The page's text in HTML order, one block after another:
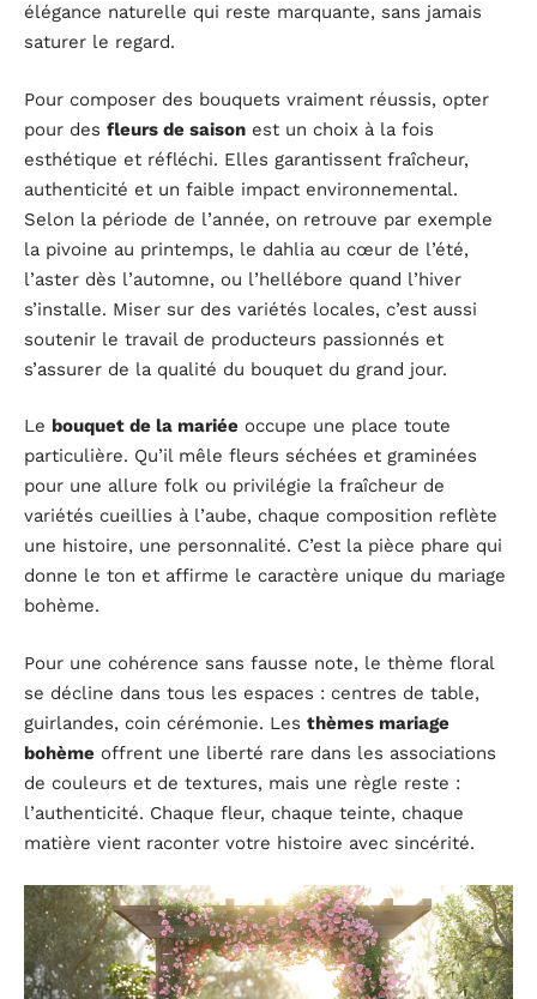
élégance naturelle qui reste marquante, sans jamais
saturer le regard.
Pour composer des bouquets vraiment réussis, opter
pour des fleurs de saison est un choix à la fois
esthétique et réfléchi. Elles garantissent fraîcheur,
authenticité et un faible impact environnemental.
Selon la période de l’année, on retrouve par exemple
la pivoine au printemps, le dahlia au cœur de l’été,
l’aster dès l’automne, ou l’hellébore quand l’hiver
s’installe. Miser sur des variétés locales, c’est aussi
soutenir le travail de producteurs passionnés et
s’assurer de la qualité du bouquet du grand jour.
Le bouquet de la mariée occupe une place toute
particulière. Qu’il mêle fleurs séchées et graminées
pour une allure folk ou privilégie la fraîcheur de
variétés cueillies à l’aube, chaque composition reflète
une histoire, une personnalité. C’est la pièce phare qui
donne le ton et affirme le caractère unique du mariage
bohème.
Pour une cohérence sans fausse note, le thème floral
se décline dans tous les espaces : centres de table,
guirlandes, coin cérémonie. Les thèmes mariage
bohème offrent une liberté rare dans les associations
de couleurs et de textures, mais une règle reste :
l’authenticité. Chaque fleur, chaque teinte, chaque
matière vient raconter votre histoire avec sincérité.